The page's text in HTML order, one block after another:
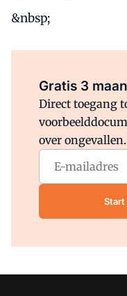
&nbsp;
Gratis 3
Direct toegang
over ongevallen.